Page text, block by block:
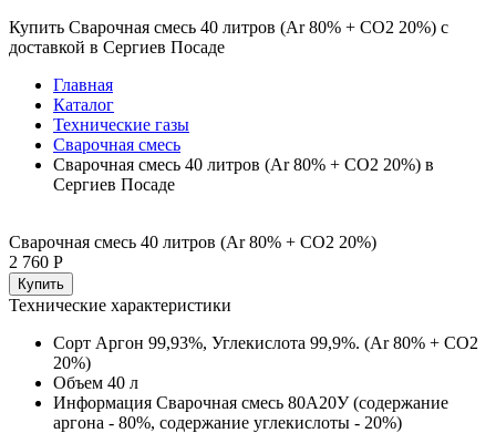
Купить Сварочная смесь 40 литров (Ar 80% + CO2 20%) с
доставкой в Сергиев Посаде
Главная
Каталог
Технические газы
Сварочная смесь
Сварочная смесь 40 литров (Ar 80% + CO2 20%) в
Сергиев Посаде
Сварочная смесь 40 литров (Ar 80% + CO2 20%)
2 760 Р
Купить
Технические характеристики
Сорт Аргон 99,93%, Углекислота 99,9%. (Ar 80% + CO2
20%)
Объем 40 л
Информация Сварочная смесь 80А20У (содержание
аргона - 80%, содержание углекислоты - 20%)